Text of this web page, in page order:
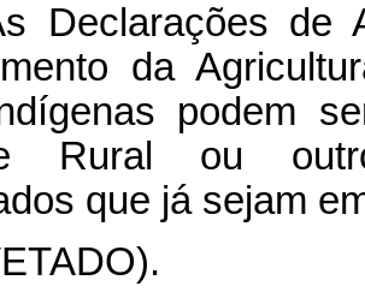
Declarações de
da
podem
Rural ou
que já sejam